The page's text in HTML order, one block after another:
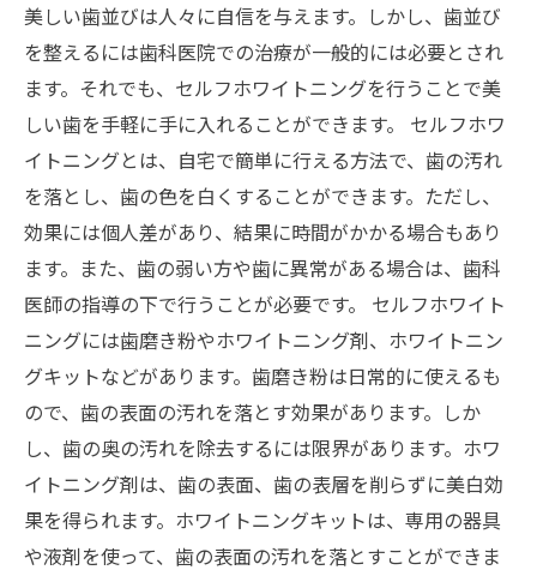
美しい歯並びは人々に自信を与えます。しかし、歯並び
を整えるには歯科医院での治療が一般的には必要とされ
ます。それでも、セルフホワイトニングを行うことで美
しい歯を手軽に手に入れることができます。 セルフホワ
イトニングとは、自宅で簡単に行える方法で、歯の汚れ
を落とし、歯の色を白くすることができます。ただし、
効果には個人差があり、結果に時間がかかる場合もあり
ます。また、歯の弱い方や歯に異常がある場合は、歯科
医師の指導の下で行うことが必要です。 セルフホワイト
ニングには歯磨き粉やホワイトニング剤、ホワイトニン
グキットなどがあります。歯磨き粉は日常的に使えるも
ので、歯の表面の汚れを落とす効果があります。しか
し、歯の奥の汚れを除去するには限界があります。ホワ
イトニング剤は、歯の表面、歯の表層を削らずに美白効
果を得られます。ホワイトニングキットは、専用の器具
や液剤を使って、歯の表面の汚れを落とすことができま